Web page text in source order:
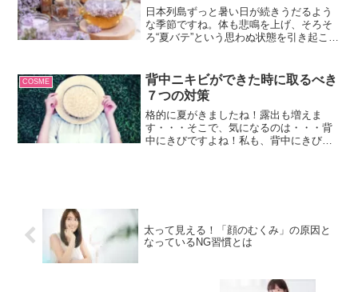
日本列島ずっと暑い日が続きうだるよう
な季節ですね。体も悲鳴を上げ、そろそ
ろ“夏バテ”という思わぬ状態を引き起こし
本音…。ではこの辛い夏バテに効く効果
的な対策を考えてみま...
COSME
背中ニキビができた時に取るべき
７つの対策
格的に夏がきましたね！露出も増えま
す・・・そこで、気になるのは・・・背
中にきびですよね！私も、背中にきびで
太って見える！「顔のむくみ」の原因と
なっているNG習慣とは